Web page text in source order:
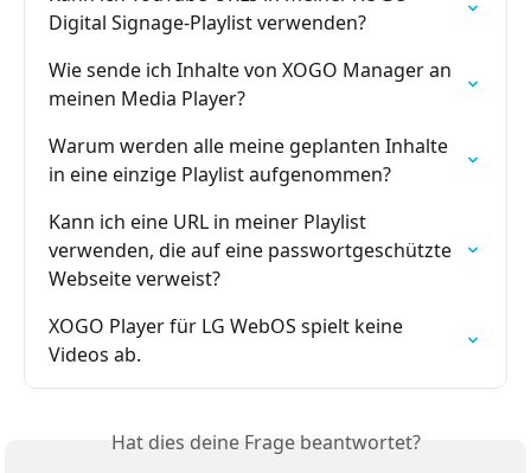
Digital Signage-Playlist verwenden?
Wie sende ich Inhalte von XOGO Manager an
meinen Media Player?
Warum werden alle meine geplanten Inhalte
in eine einzige Playlist aufgenommen?
Kann ich eine URL in meiner Playlist
verwenden, die auf eine passwortgeschützte
Webseite verweist?
XOGO Player für LG WebOS spielt keine
Videos ab.
Hat dies deine Frage beantwortet?